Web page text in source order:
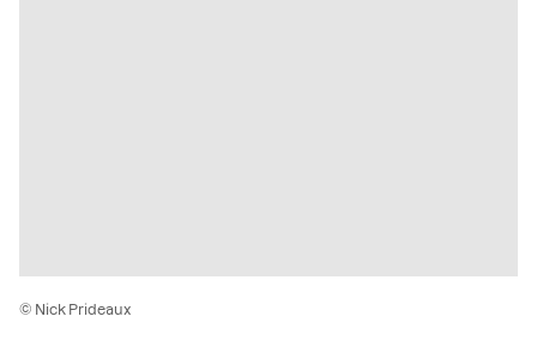
© Nick Prideaux